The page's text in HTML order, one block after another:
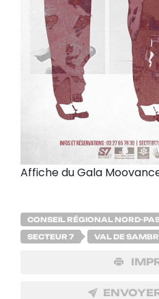
Affiche du Gala
CONSEIL RÉGIONAL NORD-
SECTEUR 7 VAL DE